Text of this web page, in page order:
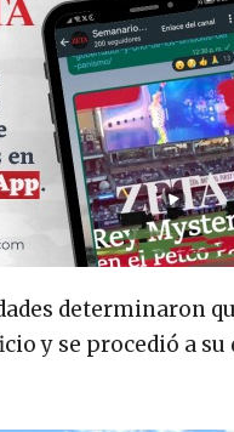
determinaron
y se procedió a